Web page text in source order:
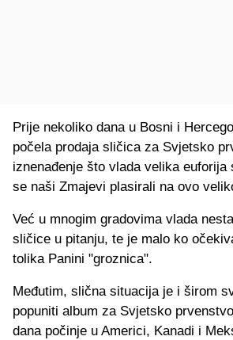
Prije nekoliko dana u Bosni i
počela prodaja sličica za Svjetsko
iznenađenje što vlada velika euforija
se naši Zmajevi plasirali na ovo
Već u mnogim gradovima vlada
sličice u pitanju, te je malo ko
tolika Panini "groznica".
Međutim, slična situacija je i širom
popuniti album za Svjetsko
dana počinje u Americi, Kanadi i